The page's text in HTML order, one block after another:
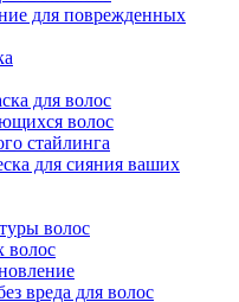
для поврежденных
для волос
волос
стайлинга
для сияния ваших
волос
волос
вреда для волос